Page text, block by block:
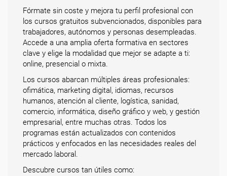
Fórmate sin coste y mejora tu perfil profesional con
los cursos gratuitos subvencionados, disponibles para
trabajadores, autónomos y personas desempleadas.
Accede a una amplia oferta formativa en sectores
clave y elige la modalidad que mejor se adapte a ti:
online, presencial o mixta.
Los cursos abarcan múltiples áreas profesionales:
ofimática, marketing digital, idiomas, recursos
humanos, atención al cliente, logística, sanidad,
comercio, informática, diseño gráfico y web, y gestión
empresarial, entre muchas otras. Todos los
programas están actualizados con contenidos
prácticos y enfocados en las necesidades reales del
mercado laboral.
Descubre cursos tan útiles como: